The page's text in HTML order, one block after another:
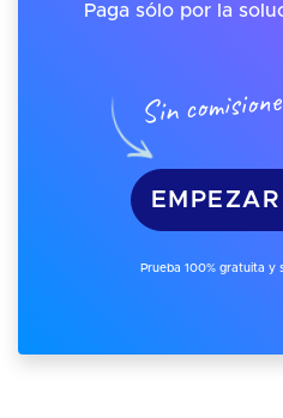
Paga sólo por la
Sin
Prueba 100% gratuita y